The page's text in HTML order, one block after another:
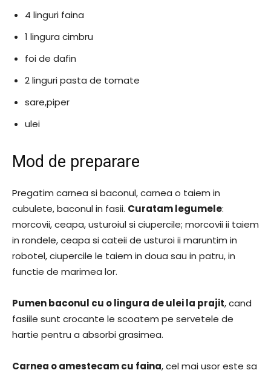
4 linguri faina
1 lingura cimbru
foi de dafin
2 linguri pasta de tomate
sare,piper
ulei
Mod de preparare
Pregatim carnea si baconul, carnea o taiem in
cubulete, baconul in fasii. Curatam legumele:
morcovii, ceapa, usturoiul si ciupercile; morcovii ii taiem
in rondele, ceapa si cateii de usturoi ii maruntim in
robotel, ciupercile le taiem in doua sau in patru, in
functie de marimea lor.
Pumen baconul cu o lingura de ulei la prajit, cand
fasiile sunt crocante le scoatem pe servetele de
hartie pentru a absorbi grasimea.
Carnea o amestecam cu faina, cel mai usor este sa